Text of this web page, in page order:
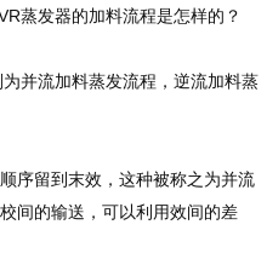
蒸发器的加料流程是怎样的？
并流加料蒸发流程，逆流加料蒸
序留到末效，这种被称之为并流
间的输送，可以利用效间的差